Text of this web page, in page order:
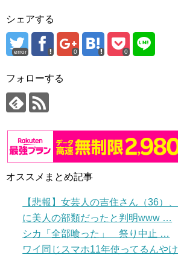
シェアする
error 0 0
フォローする
オススメまとめ記事
【悲報】女芸人の吉住さん（36）
に美人の部類だったと判明www …
シカ「全部喰った」 祭り中止 …
ワイ同じスマホ11年使ってるんや